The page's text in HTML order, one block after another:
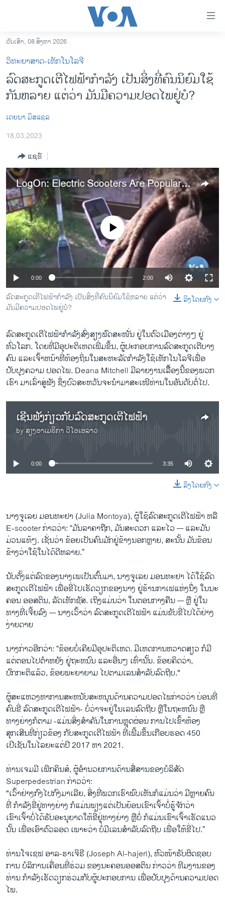
ເຂົ້າ
ຫາ
ຂ້າມ
ຂ້າມ
ຂ້າມ
ຫາ
ຊອກ
ຄົ້ນ
ລາວ
ອາເມຣິກາ
ໂລກ
ເອເຊຍ
ອິດສະຫຼະພາບດ້ານການຂ່າວ
ຊີວິດຊາວລາວ
ຊຸມຊົນຊາວລາວ
ວິທະຍາສາດ-ເທັກໂນໂລຈີ
ທຸລະກິດ
ພາສາອັງກິດ
ວີດີໂອ
ສຽງ
ລາຍງານ
ຕິດຕາມພວກເຮົາ ທີ່
ພາສາຕ່າງໆ
ວັນເສົາ, 08 ສິງຫາ 2026
ວິທະຍາສາດ-ເທັກໂນໂລຈີ
ລົດສະກູດເຕີໄຟຟ້າກຳລັງ ​ເປັນສິ່ງ​ທີ່ຄົນ​ນິ​ຍົມໃຊ້
ກັນຫລາຍ ແຕ່​ວ່າ ​ມັນ​ມີ​ຄວາມ​ປອດ​ໄພ​ຢູ່​ບໍ?
ເດຍ​ນາ ​ມິ​ສ​ແຊ​ລ
18,03,2023
ແຊຣ໌
LogOn: Electric Scooters Are Popular, but Are They Safe?
No media source currently available
0:00 2:00
ລິງໂດຍກົງ
ລົດສະກູດເຕີໄຟຟ້າກຳລັງ ​ເປັນສິ່ງ​ທີ່ຄົນ​ນິ​ຍົມໃຊ້ຫລາຍ ແຕ່​ວ່າ ​
ມັນ​ມີ​ຄວາມ​ປອດ​ໄພ​ຢູ່​ບໍ?
ລົດສະກູດເຕີໄຟຟ້າກຳລັງສົ່ງ​ສຽງຟົດ​ສະ​ໜັ່ນ ຢູ່ໃນຕົວເມືອງຕ່າງໆ ຢູ່
ທົ່ວໂລກ. ໂດຍ​ທີ່​ມີອຸປະຕິເຫດເພີ່ມຂຶ້ນ, ຜູ້ປະກອບການລົດສະກູດເຕີບາງ
ຄົນ ແລະເຈົ້າຫນ້າທີ່ທ້ອງຖິ່ນໃນສະຫະລັດກໍາລັງໃຊ້ເທັກໂນໂລຈີເພື່ອ
ປັບປຸງຄວາມ ປອດໄພ. Deana Mitchell ມີລາຍ​ງານເລື້ຶອງນີ້ຂອງພວກ
ເຮົາ ມາເລົ່າ​ສູ່​ຟັງ ຊຶ່ງ​ບົວ​ສະ​ຫວັນ​ຈະ​ນຳ​ມາ​ສະ​ເໜີທ່ານ​ໃນອັນ​ດັບ​ຕໍ່​ໄປ.
ເຊີນ​ຟັງ​ກ່ຽວ​ກັບ​ລົດ​ສະ​ກູດ​ເຕີ​ໄຟ​ຟ້າ
by ສຽງອາເມຣິກາ ວີໂອເອລາວ
No media source currently available
0:00 3:35
ລິງໂດຍກົງ
ນາງ​ຈູ​ເລຍ ມອນທະ​ຢາ (Julia Montoya), ຜູ້ໃຊ້ລົດສະ​ກູດ​ເຕີ​ໄຟ​ຟ້າ ຫລື
E-scooter ກ່າວ​ວ່າ: “ມັນລາຄາຖືກ, ມັນສະດວກ ແລະໄວ — ແລະມັນ
ມ່ວນແທ້ໆ. ​ເຊັ່ນ​ວ່າ ຂ້ອຍ​ເປັນ​ຄົນມັກ​ຢູ່​ຂ້າງ​ນອກ​ຫຼາຍ, ສະ​ນັ້ນ​ ມັນຂ້ອນ​
ຂ້າງວ່າ​ໃຊ້​ໃນໄດ້​ດີຫລາຍ.”
ນັບຕັ້ງແຕ່ລົດຂອງນາງເພ​ເປັນ​ຕົ້ນ​ມາ, ນາງ​ຈູ​ເລຍ ມອນທະ​ຢາ ໄດ້ໃຊ້ລົດ
ສະ​ກູດ​ເຕີໄຟຟ້າ ເພື່ອຂີ່ໄປເຮັດວຽກຂອງນາງ ຢູ່ຮ້ານກາເຟແຫ່ງ​ນຶ່ງ ​ໃນ​ນະ​
ຄອນ ອອ​ສ​ຕິນ, ລັດ​ເທັກ​ຊັ​ສ. ເຖິງແມ່ນວ່າ ໃນຕອນກາງຄືນ — ຫຼື ຢູ່ໃນ
ທາງ​ທີ່​ເຈີ້ຍລົງ — ນາງເວົ້າວ່າ ລົດສະ​ກູດ​ເຕີໄຟຟ້າ ແມ່ນຂັບຂີ່​ໄປໄດ້ຢ່າງ​
ງ່າຍດາຍ
ນາງກ່າວ​ອີກວ່າ: “ຂ້ອຍບໍ່ເຄີຍມີອຸປະຕິເຫດ. ມີເຫດການຫວາດ​ສຽວ ກໍ​ມີ
ແຕ່ຕອນ​ໄປຕໍາ​ຫຍັງ ຢູ່ຖະຫນົນ ແລະອື່ນໆ ເທົ່າ​ນັ້ນ. ຂ້ອຍຄິດວ່າ,
ປົກກະຕິແລ້ວ, ຂ້ອຍພະຍາຍາມ ໄ​ປ​ຕາມເລນສຳ​ລັບລົດຖີບ."
ຜູ້ສະ​ແຫວງ​ຫາ​ການສະຫນັບສະຫນຸນດ້ານຄວາມປອດໄພກ່າວວ່າ ບ່ອນທີ່
ຄົນຂີ່ ລົດ​ສະ​ກູດ​ເຕີໄຟ​ຟ້າ- ບໍ່ວ່າຈະຢູ່ໃນເລນລົດຖີບ ຫຼືໃນຖະຫນົນ ຫຼື
ທາງຍ່າງກໍ​ຕາມ -ແມ່ນສິ່ງສໍາຄັນໃນການຫຼຸດຜ່ອນ ການ​ໄປ​ເຂົ້າຫ້ອງ
ສຸກເສີນທີ່ກ່ຽວຂ້ອງ ກັບສະ​ກູດ​ເຕີ​ໄຟ​ຟ້າ ທີ່​ເພີ້ມ​ຂຶ້ນເກືອບຮອດ 450
ເປີເຊັນໃນໄລ​ຍະແຕ່ປີ 2017 ຫາ 2021.
ທ່ານ​ເຈມ​ມີ ເພີກ​ຄິນ​ສ໌, ຜູ້ອໍານວຍການດ້ານສື່ສານຂອງ​ບໍ​ລິ​ສັດ
Superpedestrian ກ່າວ​ວ່າ:
"ເວົ້າຢ່າງກົງໄປ​ກົງ​ມາ​ເລີຍ, ສິ່ງທີ່ພວກເຮົາພົບເຫັນກໍແມ່ນວ່າ ມີ​ຫຼາຍຄົນ
ທີ່ ກໍາລັງຂີ່ຢູ່ທາງຍ່າງ ກໍແມ່ນ​ພຽງ​ແຕ່ເປັນຍ້ອນ​ເຂົາເຈົ້າບໍ່ຮູ້ຈັກວ່າ
ເຂົາເຈົ້າບໍ່ໄດ້​ຮັບອະນຸຍາດໃຫ້​ຂີ່​ຢູ່​ທາງ​ຍ່າງ ຫຼືບໍ່ ກໍ​ແມ່ນເຂົາເຈົ້າເຮັດແນວ​
ນັ້ນ ເພື່ອ​ເອົາ​ຕົວ​ລອດ ເພາະວ່າ ບໍ່ມີເລນ​ສຳ​ລັບລົດຖີບ ເພື່ອ​ໃຫ້​ຂີ່​ໄປ.”
ທ່ານ​ໂຈ​ເຊ​ຟ ອາ​ລ-ຮາ​ເຈິ​ຣີ (Joseph Al-hajeri), ຫົວ​ໜ້າ​ຮັບ​ຜິດ​ຊອບ
ການ ບໍລິການເຄື່ອນທີ່ຮ່ວມ ຂອງນະ​ຄອນອອ​ສ​ຕິນ ກ່າວວ່າ ທີມງານຂອງ
ທ່ານ ກໍາລັງເຮັດວຽກຮ່ວມກັບຜູ້ປະກອບການ ເພື່ອປັບປຸງດ້ານ​ຄວາມປອດ
ໄພ.